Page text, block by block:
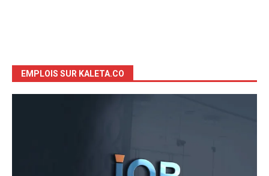
EMPLOIS SUR KALETA.CO